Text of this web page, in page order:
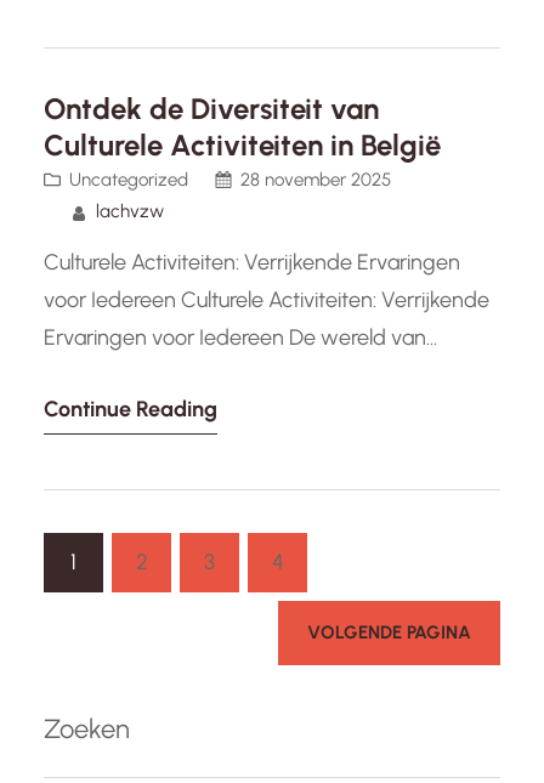
coaches. Met een rijke geschiedenis en een
VTS een cruciale rol in het versterken van…
Ontdek de Diversiteit van
Culturele Activiteiten in België
Uncategorized
28 november 2025
lachvzw
Culturele Activiteiten: Verrijkende Ervaringen
voor Iedereen Culturele Activiteiten: Verrijkende
Ervaringen voor Iedereen De wereld van
mogelijkheden voor mensen van alle leeftijden
genieten van diverse artistieke expressies. Of
het bijwonen van een theatervoorstelling,…
Continue Reading
1 2 3 4
VOLGENDE PAGINA
Zoeken